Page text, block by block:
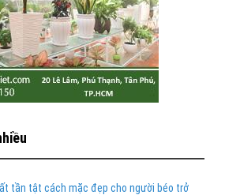
tần tật cách mặc đẹp cho người béo trở